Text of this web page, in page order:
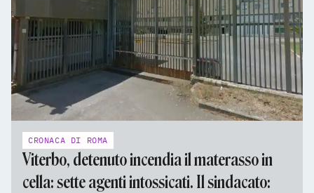
CRONACA DI ROMA
Viterbo, detenuto incendia il materasso in
cella: sette agenti intossicati. Il sindacato: